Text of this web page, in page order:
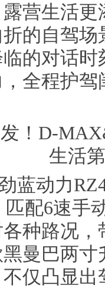
营生活
的自驾
的对话
全程护
动力
匹配6速手
种路况
曼巴两
仅凸显